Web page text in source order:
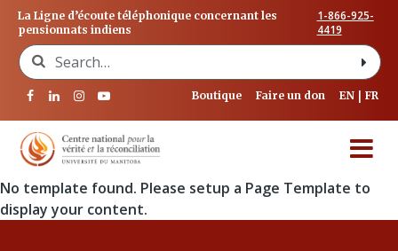
La Ligne d’écoute téléphonique concernant les
pensionnats indiens
1-866-925-
4419
Search for:
Boutique Faire un don EN FR
No template found. Please setup a Page Template to
display your content.